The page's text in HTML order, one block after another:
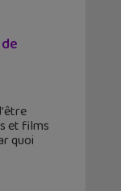
et films
quoi